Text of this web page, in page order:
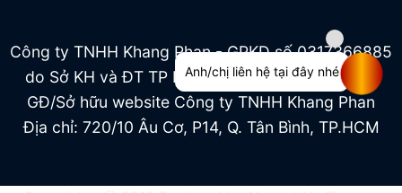
Công ty TNHH Khang Phan - GPKD số 0317366885
do Sở KH và ĐT TP HCM cấp ngày 04/07/2022
GĐ/Sở hữu website Công ty TNHH Khang Phan
Địa chỉ: 720/10 Âu Cơ, P14, Q. Tân Bình, TP.HCM
Anh/chị liên hệ tại đây nhé